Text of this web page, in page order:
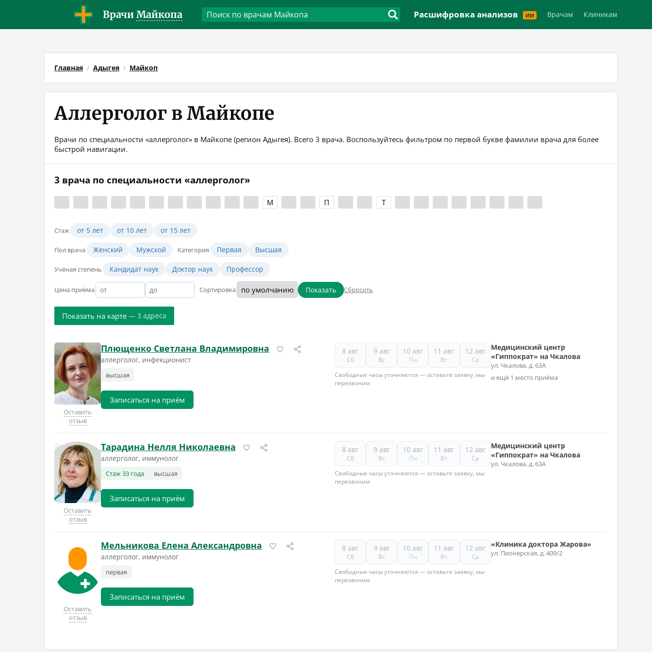
Врачи Майкопа Расшифровка анализов ИИ Врачам Клиникам
Главная Адыгея Майкоп
Аллерголог в Майкопе
Врачи по специальности «аллерголог» в Майкопе (регион Адыгея). Всего 3 врача. Воспользуйтесь фильтром по первой букве фамилии врача для более
быстрой навигации.
3 врача по специальности «аллерголог»
М П Т
Стаж от 5 лет от 10 лет от 15 лет
Пол врача Женский Мужской Категория Первая Высшая
Учёная степень Кандидат наук Доктор наук Профессор
Цена приёма Сортировка Показать Сбросить
Показать на карте — 3 адреса
Оставить
отзыв
Плющенко Светлана Владимировна
аллерголог, инфекционист
высшая
Записаться на приём
8 авг
Сб
9 авг
Вс
10 авг
Пн
11 авг
Вт
12 авг
Ср
Свободные часы уточняются — оставьте заявку, мы
перезвоним
Медицинский центр
«Гиппократ» на Чкалова
ул. Чкалова, д. 63А
и ещё 1 место приёма
Оставить
отзыв
Тарадина Нелля Николаевна
аллерголог, иммунолог
Стаж 33 года высшая
Записаться на приём
8 авг
Сб
9 авг
Вс
10 авг
Пн
11 авг
Вт
12 авг
Ср
Свободные часы уточняются — оставьте заявку, мы
перезвоним
Медицинский центр
«Гиппократ» на Чкалова
ул. Чкалова, д. 63А
Оставить
отзыв
Мельникова Елена Александровна
аллерголог, иммунолог
первая
Записаться на приём
8 авг
Сб
9 авг
Вс
10 авг
Пн
11 авг
Вт
12 авг
Ср
Свободные часы уточняются — оставьте заявку, мы
перезвоним
«Клиника доктора Жарова»
ул. Пионерская, д. 409/2